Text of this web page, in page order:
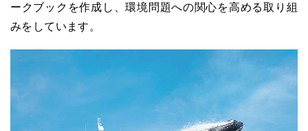
ークブックを作成し、環境問題への関心を高める取り組
みをしています。